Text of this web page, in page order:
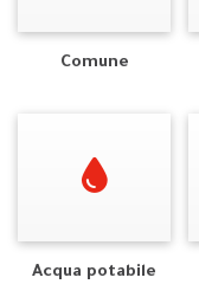
Comune
Acqua potabile